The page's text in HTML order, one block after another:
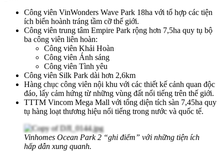
Công viên VinWonders Wave Park 18ha với tổ hợp các tiện
ích biển hoành tráng tầm cỡ thế giới.
Công viên trung tâm Empire Park rộng hơn 7,5ha quy tụ bộ
ba công viên liên hoàn:
Công viên Khải Hoàn
Công viên Ánh sáng
Công viên Tình yêu
Công viên Silk Park dài hơn 2,6km
Hàng chục công viên nội khu với các thiết kế cảnh quan độc
đáo, lấy cảm hứng từ những vùng đất nổi tiếng trên thế giới.
TTTM Vincom Mega Mall với tổng diện tích sàn 7,45ha quy
tụ hàng loạt thương hiệu nổi tiếng trong nước và quốc tế.
Vinhomes Ocean Park 2 “ghi điểm” với những tiện ích
hấp dẫn xung quanh.